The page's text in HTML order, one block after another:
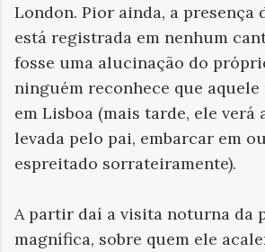
London. Pior ainda, a presença
está registrada em nenhum
fosse uma alucinação do
ninguém reconhece que aquele
em Lisboa (mais tarde, ele verá
levada pelo pai, embarcar em
espreitado sorrateiramente).
A partir daí a visita noturna da
magnífica, sobre quem ele